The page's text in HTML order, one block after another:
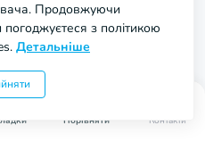
0
Порівняти Контакти
вашого
Продовжуючи
погоджуєтеся з політикою
Детальніше